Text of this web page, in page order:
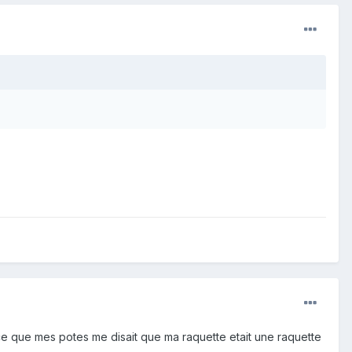
que mes potes me disait que ma raquette etait une raquette